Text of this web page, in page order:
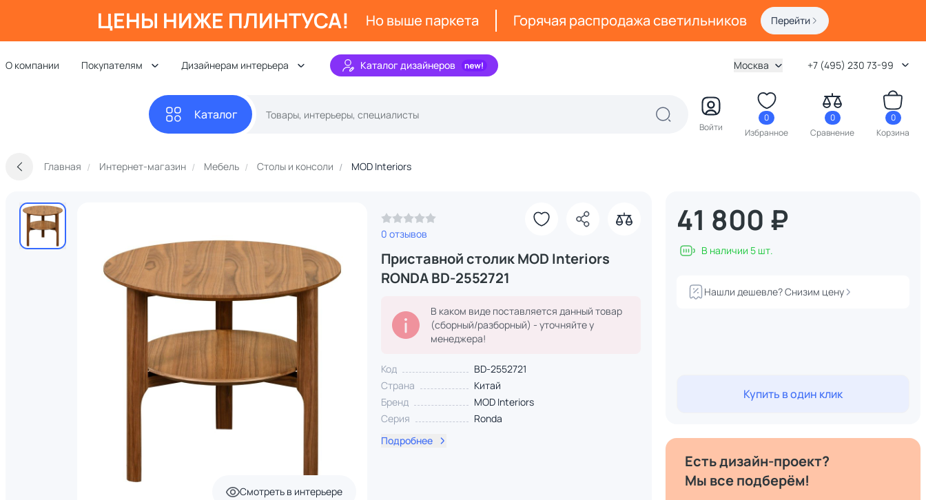
ЦЕНЫ НИЖЕ ПЛИНТУСА! Но выше паркета Горячая распродажа светильников Перейти
О компании Покупателям Дизайнерам интерьера Каталог дизайнеров Москва +7 (495) 230 73-99
Каталог
Войти
0
Избранное
0
Сравнение
0
Корзина
Главная Интернет-магазин Мебель Столы и консоли MOD Interiors
Смотреть в интерьере
0 отзывов
Приставной столик MOD Interiors
RONDA BD-2552721
В каком виде поставляется данный товар
(сборный/разборный) - уточняйте у
менеджера!
Код
BD-2552721
Страна
Китай
Бренд
MOD Interiors
Серия
Ronda
Подробнее
41 800 ₽
В наличии 5 шт.
Нашли дешевле? Снизим цену
Купить в один клик
Есть дизайн-проект?
Мы все подберём!